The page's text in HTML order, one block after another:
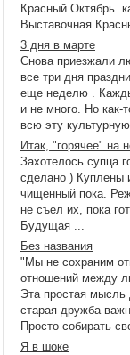
Красный Октябрь.
Выставочная
3 дня в марте
Снова приезжали
все три дня
еще неделю .
и не много. Но как-
всю эту
Итак, "горячее" на
Захотелось супца
сделано ) Куплены
чищенный пока.
не съел их, пока
Будущая ...
Без названия
"Мы не сохраним
отношений между
Эта простая
старая дружба
Просто собирать
Я в шоке